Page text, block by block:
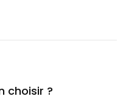
choisir ?